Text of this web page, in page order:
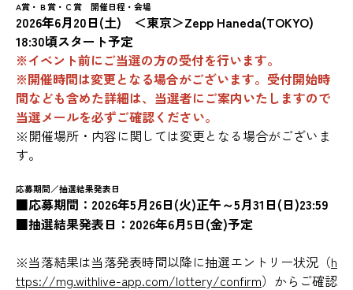
A賞・Ｂ賞・Ｃ賞 開催日程・会場
2026年6月20日(土) ＜東京＞Zepp Haneda(TOKYO)
18:30頃スタート予定
※イベント前にご当選の方の受付を行います。
※開催時間は変更となる場合がございます。受付開始時
間なども含めた詳細は、当選者にご案内いたしますので
当選メールを必ずご確認ください。
※開催場所・内容に関しては変更となる場合がございま
す。
応募期間／抽選結果発表日
■応募期間：2026年5月26日(火)正午～5月31日(日)23:59
■抽選結果発表日：2026年6月5日(金)予定
※当落結果は当落発表時間以降に抽選エントリー状況（h
ttps://mg.withlive-app.com/lottery/confirm）からご確認